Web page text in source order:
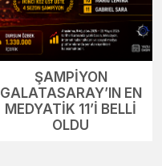
ŞAMPİYON
GALATASARAY’IN EN
MEDYATİK 11’İ BELLİ
OLDU